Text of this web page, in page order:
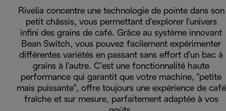
Rivelia concentre une technologie de pointe dans son
petit châssis, vous permettant d'explorer l'univers
infini des grains de café. Grâce au système innovant
Bean Switch, vous pouvez facilement expérimenter
différentes variétés en passant sans effort d'un bac à
grains à l'autre. C'est une fonctionnalité haute
performance qui garantit que votre machine, "petite
mais puissante", offre toujours une expérience de café
fraîche et sur mesure, parfaitement adaptée à vos